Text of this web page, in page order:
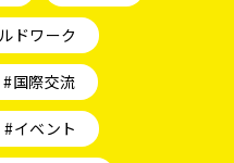
ドワーク
#国際交流
#イベント